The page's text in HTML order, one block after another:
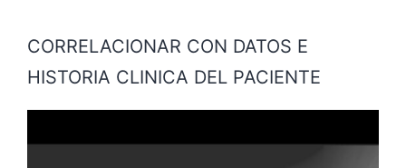
CORRELACIONAR CON DATOS E
HISTORIA CLINICA DEL PACIENTE